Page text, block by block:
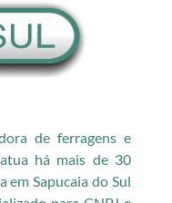
de ferragens e
há mais de 30
em Sapucaia do Sul